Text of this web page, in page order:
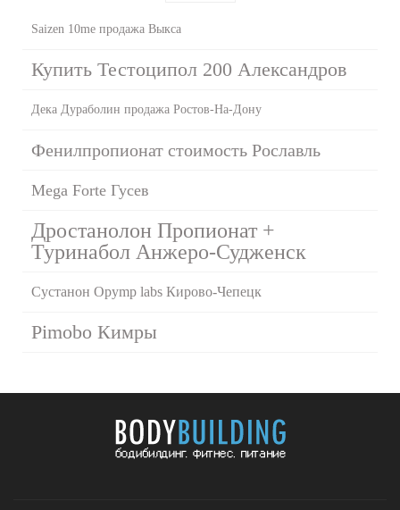
Saizen 10me продажа Выкса
Купить Тестоципол 200 Александров
Дека Дураболин продажа Ростов-На-Дону
Фенилпропионат стоимость Рославль
Mega Forte Гусев
Дростанолон Пропионат +
Туринабол Анжеро-Судженск
Сустанон Opymp labs Кирово-Чепецк
Pimobo Кимры